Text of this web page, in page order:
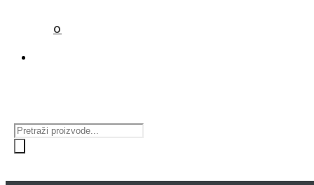
0
Products
search